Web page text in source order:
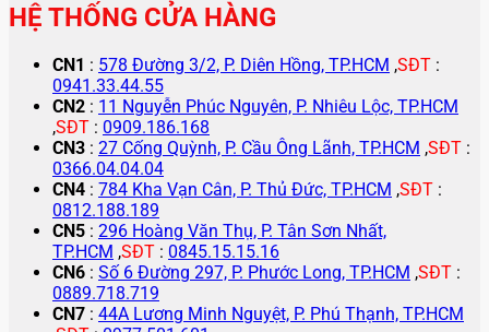
HỆ THỐNG CỬA HÀNG
CN1 : 578 Đường 3/2, P. Diên Hồng, TP.HCM ,SĐT :
0941.33.44.55
CN2 : 11 Nguyễn Phúc Nguyên, P. Nhiêu Lộc, TP.HCM
,SĐT : 0909.186.168
CN3 : 27 Cống Quỳnh, P. Cầu Ông Lãnh, TP.HCM ,SĐT :
0366.04.04.04
CN4 : 784 Kha Vạn Cân, P. Thủ Đức, TP.HCM ,SĐT :
0812.188.189
CN5 : 296 Hoàng Văn Thụ, P. Tân Sơn Nhất,
TP.HCM ,SĐT : 0845.15.15.16
CN6 : Số 6 Đường 297, P. Phước Long, TP.HCM ,SĐT :
0889.718.719
CN7 : 44A Lương Minh Nguyệt, P. Phú Thạnh, TP.HCM